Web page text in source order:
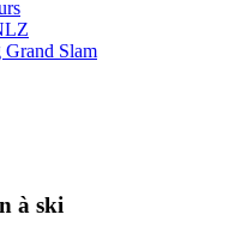
Grand Slam
à ski